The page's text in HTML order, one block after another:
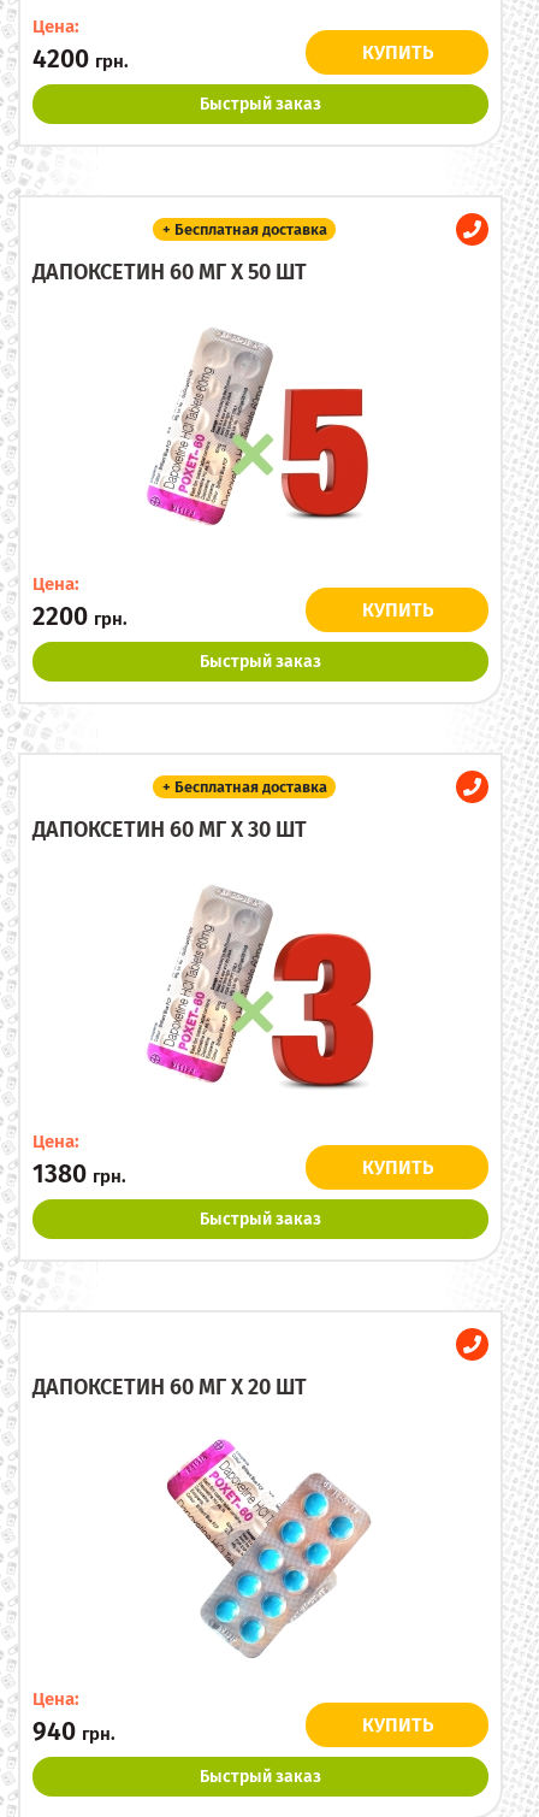
Цена:
4200 грн. КУПИТЬ
Быстрый заказ
+ Бесплатная доставка
ДАПОКСЕТИН 60 МГ X 50 ШТ
Цена:
2200 грн. КУПИТЬ
Быстрый заказ
+ Бесплатная доставка
ДАПОКСЕТИН 60 МГ X 30 ШТ
Цена:
1380 грн. КУПИТЬ
Быстрый заказ
ДАПОКСЕТИН 60 МГ X 20 ШТ
Цена:
940 грн. КУПИТЬ
Быстрый заказ